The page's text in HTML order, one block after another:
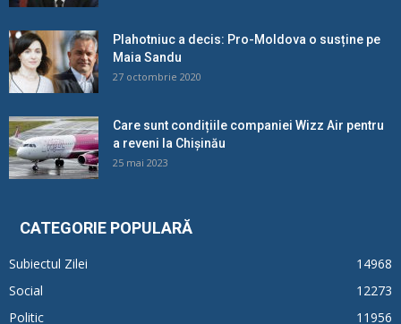
Plahotniuc a decis: Pro-Moldova o susține pe
Maia Sandu
27 octombrie 2020
Care sunt condițiile companiei Wizz Air pentru
a reveni la Chișinău
25 mai 2023
CATEGORIE POPULARĂ
Subiectul Zilei
14968
Social
12273
Politic
11956